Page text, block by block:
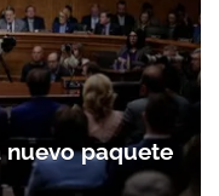
nuevo paquete